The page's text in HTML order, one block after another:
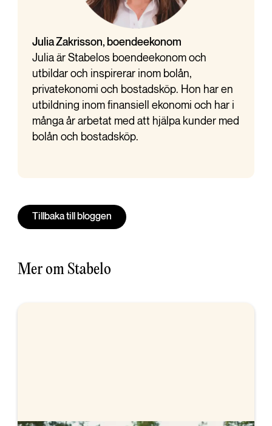
Julia Zakrisson, boendeekonom
Julia är Stabelos boendeekonom och
utbildar och inspirerar inom bolån,
privatekonomi och bostadsköp. Hon har en
utbildning inom finansiell ekonomi och har i
många år arbetat med att hjälpa kunder med
bolån och bostadsköp.
Tillbaka till bloggen
Mer om Stabelo